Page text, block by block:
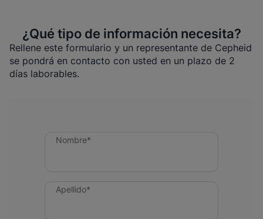
Los videos requieren que
las cookies funcionales
estén habilitadas
Cookies funcionales
habilitadas
Ver y actualizar la configuración de cookies
¿Qué tipo de información necesita?
Rellene este formulario y un representante de Cepheid
se pondrá en contacto con usted en un plazo de 2
días laborables.
Nombre*
Apellido*